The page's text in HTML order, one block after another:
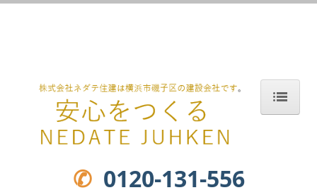
横浜市,横浜市磯子区,磯子区,磯子区岡村,岡村,工務店,LIXILリフォーム
ホーム
高気密・高断熱の家
✆ 0120-131-556